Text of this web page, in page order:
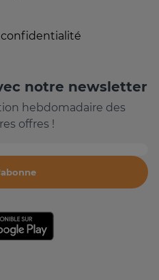
notre newsletter
hebdomadaire des
offres !